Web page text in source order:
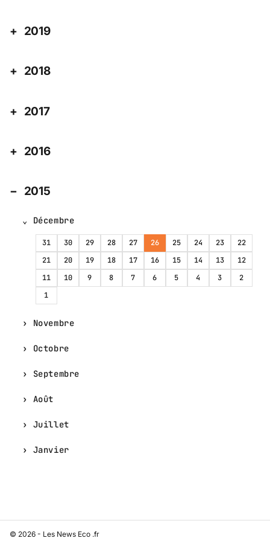
2019
2018
2017
2016
2015
Décembre
31 30 29 28 27 26 25 24 23
22
21
20 19 18 17 16 15 14 13
12
11
10 9 8 7 6 5 4 3
2
1
Novembre
Octobre
Septembre
Août
Juillet
Janvier
© 2026 - Les News Eco .fr